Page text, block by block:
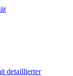
detaillierter